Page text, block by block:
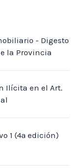
Y NO
- Digesto
la Provincia
Ilícita en el Art.
1 (4ª edición)